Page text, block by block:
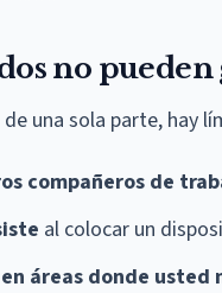
no pueden
una sola parte, hay
compañeros de
al colocar un
áreas donde usted